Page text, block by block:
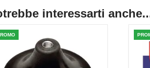
interessarti